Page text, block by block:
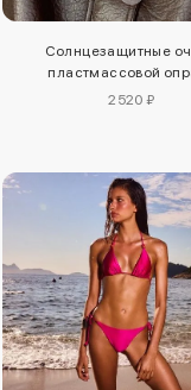
Солнцезащитные
пластмассовой
2520 ₽